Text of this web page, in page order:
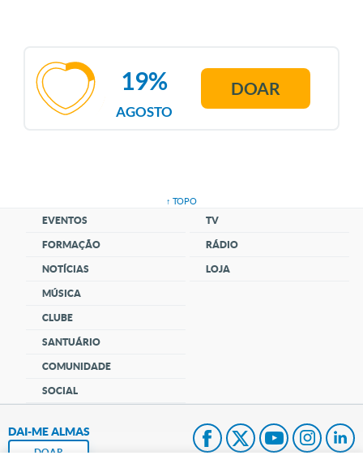
AGOSTO
19% DOAR
↑ TOPO
EVENTOS
FORMAÇÃO
NOTÍCIAS
MÚSICA
CLUBE
SANTUÁRIO
COMUNIDADE
SOCIAL
TV
RÁDIO
LOJA
DAI-ME ALMAS
DOAR